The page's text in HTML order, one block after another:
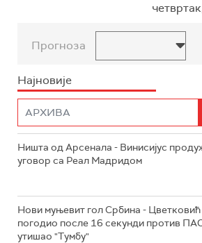
Прогноза
Најновије
Ништа од Арсенала - Винисијус
уговор са Реал Мадридом
Нови муњевит гол Србина - Цветковић
погодио после 16 секунди против
утишао "Тумбу"